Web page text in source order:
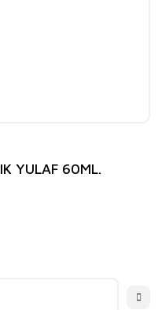
YULAF 60ML.